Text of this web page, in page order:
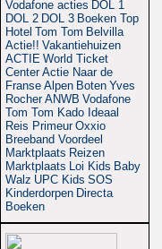
Vodafone acties DOL 1
DOL 2 DOL 3 Boeken Top
Hotel Tom Tom Belvilla
Actie!! Vakantiehuizen
ACTIE World Ticket
Center Actie Naar de
Franse Alpen Boten Yves
Rocher ANWB Vodafone
Tom Tom Kado Ideaal
Reis Primeur Oxxio
Breeband Voordeel
Marktplaats Reizen
Marktplaats Loi Kids Baby
Walz UPC Kids SOS
Kinderdorpen Directa
Boeken